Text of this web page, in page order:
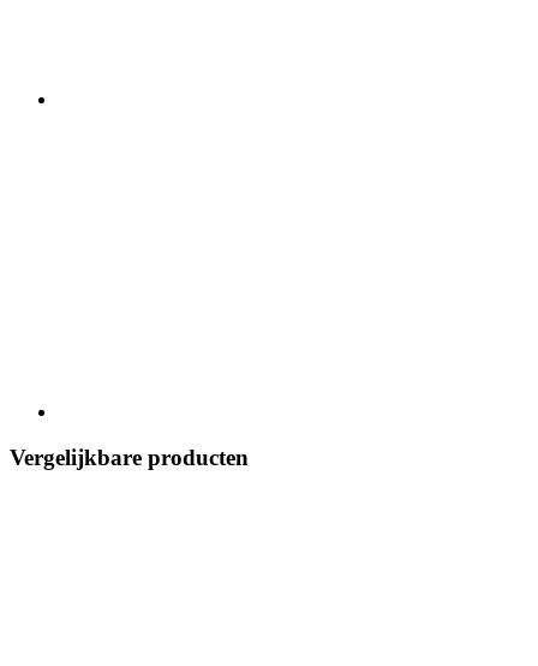
Vergelijkbare producten